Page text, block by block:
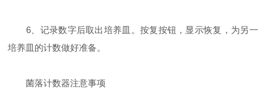
6、记录数字后取出培养皿。按复按钮，显示恢复，为另一
培养皿的计数做好准备。
菌落计数器注意事项